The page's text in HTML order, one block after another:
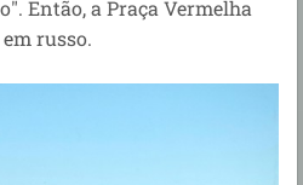
Então, a Praça Vermelha
russo.